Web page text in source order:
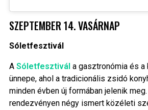
SZEPTEMBER 14. VASÁRNAP
Sóletfesztivál
A Sóletfesztivál a gasztronómia és
ünnepe, ahol a tradicionális zsidó
minden évben új formában jelenik
rendezvényen négy ismert közéleti